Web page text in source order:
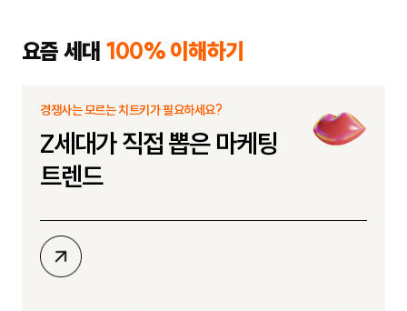
요즘 세대 100% 이해하기
경쟁사는 모르는 치트키가 필요하세요?
Z세대가 직접 뽑은 마케팅
트렌드
상
세